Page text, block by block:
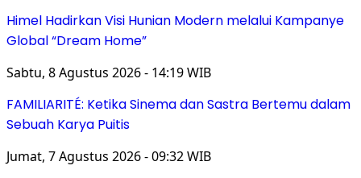
Himel Hadirkan Visi Hunian Modern melalui Kampanye
Global “Dream Home”
Sabtu, 8 Agustus 2026 - 14:19 WIB
FAMILIARITÉ: Ketika Sinema dan Sastra Bertemu dalam
Sebuah Karya Puitis
Jumat, 7 Agustus 2026 - 09:32 WIB